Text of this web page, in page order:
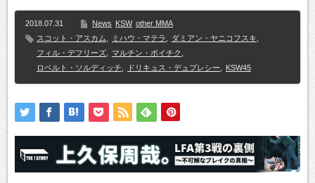
2018.07.31 News KSW other MMA
スコット・アスカム
ミハウ・マテラ ダミアン・ヤニコフスキ
フィル・デフリーズ
マルチン・ボイチク
ロベルト・ソルディッチ
ドリキュス・デュプレシー KSW45